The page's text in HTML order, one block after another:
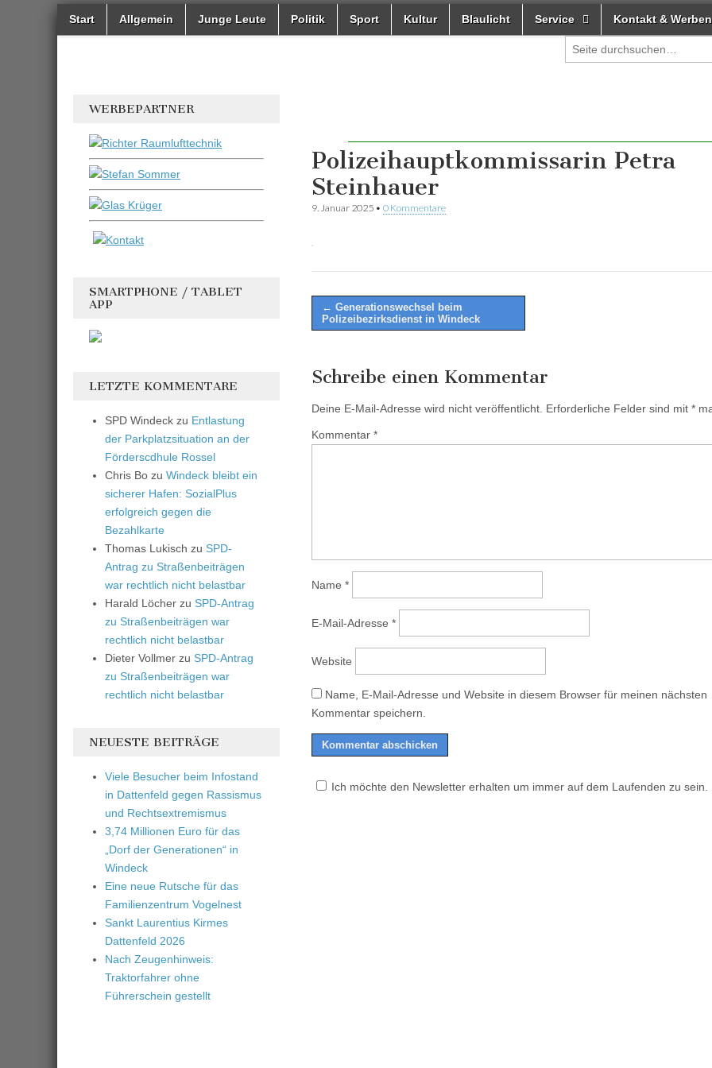
Windeck24
Nachrichten
Main
menu
Start Allgemein Junge Leute Politik Sport Kultur Blaulicht Service Kontakt & Werben
Polizeihauptkommissarin Petra
Steinhauer
9. Januar 2025 • 0 Kommentare
Post
navigation
← Generationswechsel beim
Polizeibezirksdienst in Windeck
Schreibe einen Kommentar
Deine E-Mail-Adresse wird nicht veröffentlicht. Erforderliche Felder sind mit *
Kommentar *
Name *
E-Mail-Adresse *
Website
Name, E-Mail-Adresse und Website in diesem Browser für meinen nächsten
Kommentar speichern.
Ich möchte den Newsletter erhalten um immer auf dem Laufenden zu sein.
WERBEPARTNER
SMARTPHONE / TABLET
APP
LETZTE KOMMENTARE
SPD Windeck zu Entlastung
der Parkplatzsituation an der
Förderscdhule Rossel
Chris Bo zu Windeck bleibt ein
sicherer Hafen: SozialPlus
erfolgreich gegen die
Bezahlkarte
Thomas Lukisch zu SPD-
Antrag zu Straßenbeiträgen
war rechtlich nicht belastbar
Harald Löcher zu SPD-Antrag
zu Straßenbeiträgen war
rechtlich nicht belastbar
Dieter Vollmer zu SPD-Antrag
zu Straßenbeiträgen war
rechtlich nicht belastbar
NEUESTE BEITRÄGE
Viele Besucher beim Infostand
in Dattenfeld gegen Rassismus
und Rechtsextremismus
3,74 Millionen Euro für das
„Dorf der Generationen“ in
Windeck
Eine neue Rutsche für das
Familienzentrum Vogelnest
Sankt Laurentius Kirmes
Dattenfeld 2026
Nach Zeugenhinweis:
Traktorfahrer ohne
Führerschein gestellt